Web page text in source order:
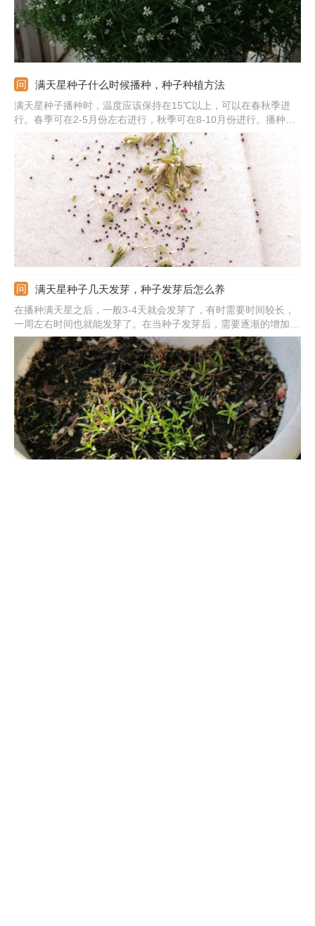
满天星种子什么时候播种，种子种植方法
满天星种子播种时，温度应该保持在15℃以上，可以在春秋季进
行。春季可在2-5月份左右进行，秋季可在8-10月份进行。播种前
要准备好基质，挑选出饱满的种子，放在水里浸泡后用湿纸巾包裹
好，催芽后播在土里，调整温度在15-20℃左右就可以。
满天星种子几天发芽，种子发芽后怎么养
在播种满天星之后，一般3-4天就会发芽了，有时需要时间较长，
一周左右时间也就能发芽了。在当种子发芽后，需要逐渐的增加光
照，但是不要晒强烈的阳光。土壤不能太干，要维持土壤的湿润
性。等小苗长出2片叶子，需要根据情况进行间苗，以免阻碍小苗
的正常生长。